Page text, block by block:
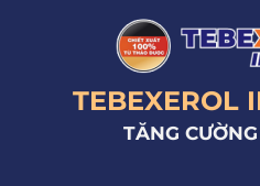
TEBEXEROL
TĂNG